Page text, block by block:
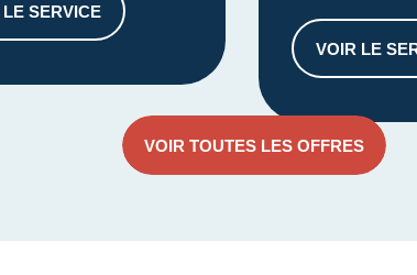
SERVICE
DIAGNOSTIC NUMÉRIQUE
VOIR LE
VOIR TOUTES LES OFFRES